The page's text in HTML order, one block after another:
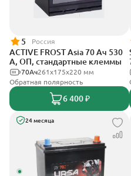
5 Россия
ACTIVE FROST Asia 70 Ач 530
А, ОП, стандартные клеммы
261x175x220 мм
70Ач
Обратная полярность
6 400 ₽
24 месяца